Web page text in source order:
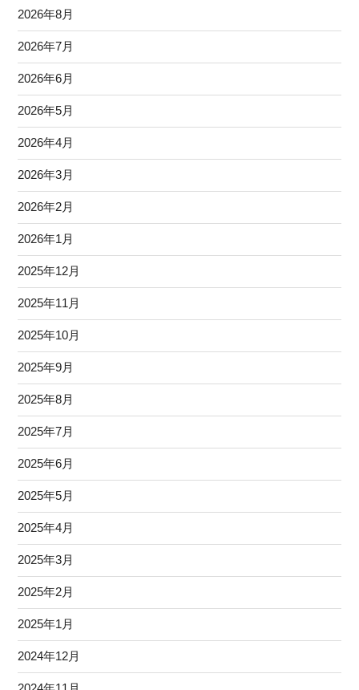
2026年8月
2026年7月
2026年6月
2026年5月
2026年4月
2026年3月
2026年2月
2026年1月
2025年12月
2025年11月
2025年10月
2025年9月
2025年8月
2025年7月
2025年6月
2025年5月
2025年4月
2025年3月
2025年2月
2025年1月
2024年12月